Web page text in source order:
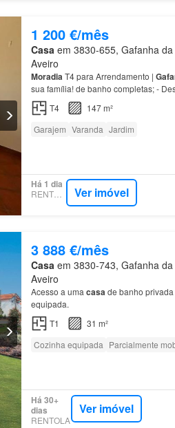
1 200 €/mês
Casa em 3830-655, Gafanha
Aveiro
MoradiaT4 para Arrendamento |
sua família! de banho completas; -
estacionamento.Localização Situada
T4
147 m²
Garajem Varanda Jardim
Há 1 dia
RENTOLA Ver imóvel
3 888 €/mês
Casa em 3830-743, Gafanha
Aveiro
Acesso a uma casade banho
equipada.
T1
31 m²
Cozinha equipada Parcialmente
Há 30+
dias
RENTOLA
Ver imóvel